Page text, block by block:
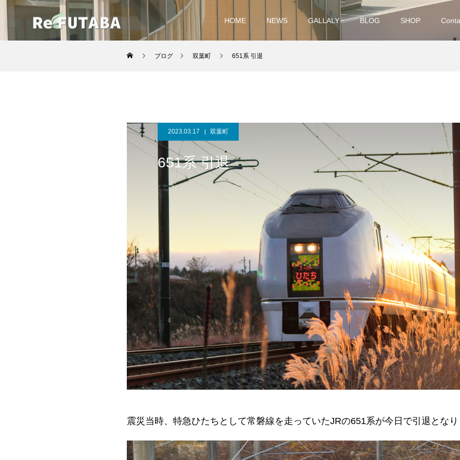
HOME NEWS GALLALY BLOG SHOP
ブログ 双葉町 651系 引退
2023.03.17 双葉町
651系 引退
震災当時、特急ひたちとして常磐線を走っていたJRの651系が今日で引退とな